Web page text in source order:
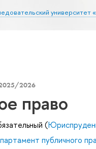
университет
2026
право
(
публичного